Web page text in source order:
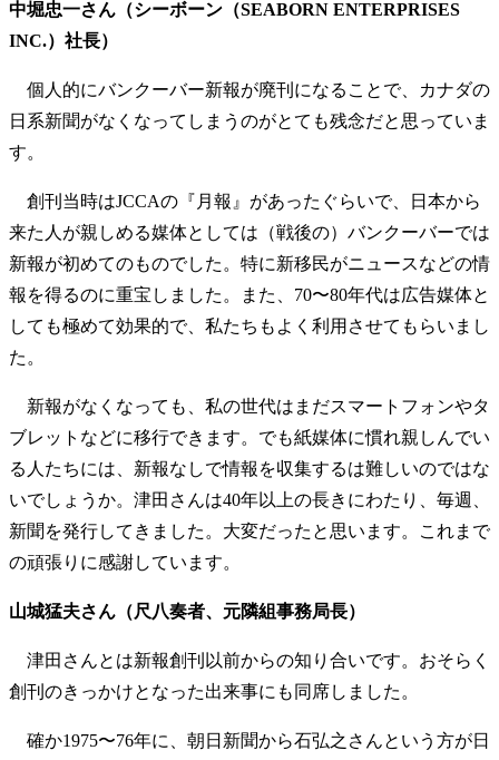
中堀忠一さん（シーボーン（SEABORN ENTERPRISES
INC.）社長）
個人的にバンクーバー新報が廃刊になることで、カナダの
日系新聞がなくなってしまうのがとても残念だと思っていま
す。
創刊当時はJCCAの『月報』があったぐらいで、日本から
来た人が親しめる媒体としては（戦後の）バンクーバーでは
新報が初めてのものでした。特に新移民がニュースなどの情
報を得るのに重宝しました。また、70〜80年代は広告媒体と
しても極めて効果的で、私たちもよく利用させてもらいまし
た。
新報がなくなっても、私の世代はまだスマートフォンやタ
ブレットなどに移行できます。でも紙媒体に慣れ親しんでい
る人たちには、新報なしで情報を収集するは難しいのではな
いでしょうか。津田さんは40年以上の長きにわたり、毎週、
新聞を発行してきました。大変だったと思います。これまで
の頑張りに感謝しています。
山城猛夫さん（尺八奏者、元隣組事務局長）
津田さんとは新報創刊以前からの知り合いです。おそらく
創刊のきっかけとなった出来事にも同席しました。
確か1975〜76年に、朝日新聞から石弘之さんという方が日